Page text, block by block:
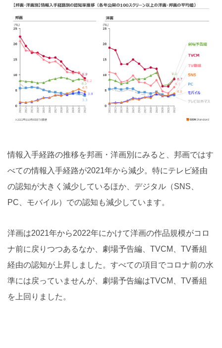
情報入手経路の推移を邦画・洋画別にみると、邦画ではす
べての情報入手経路が2021年から減少。特にテレビ経由
の認知が大きく減少しているほか、デジタル（SNS、
PC、モバイル）での認知も減少しています。
洋画は2021年から2022年にかけて洋画の作品規模がコロ
ナ前に戻りつつあるなか、劇場予告編、TVCM、TV番組
経由の認知が上昇しました。すべての項目でコロナ前の水
準には戻っていませんが、劇場予告編はTVCM、TV番組
を上回りました。